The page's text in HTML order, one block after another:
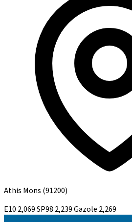
Athis Mons (91200)
E10 2,069SP98 2,239Gazole 2,269